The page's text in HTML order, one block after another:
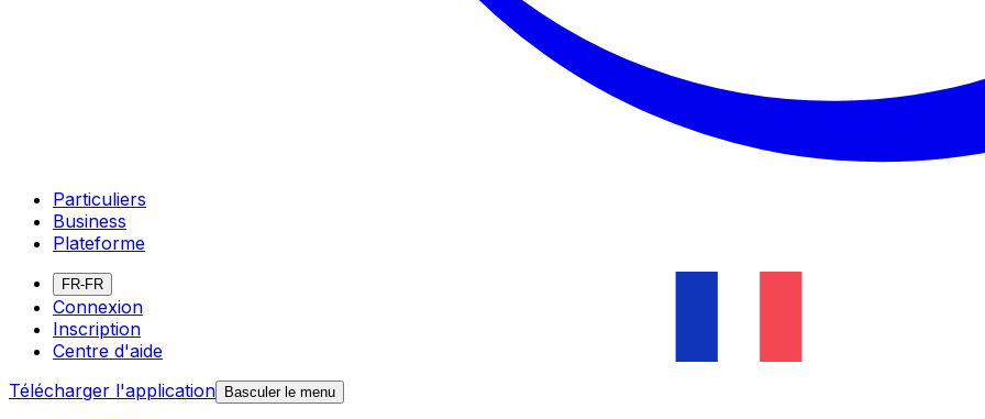
Particuliers
Business
Plateforme
FR-FR
Connexion
Inscription
Centre d'aide
Télécharger l'application Basculer le menu